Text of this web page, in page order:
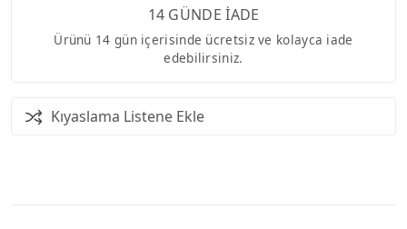
14 GÜNDE İADE
Ürünü 14 gün içerisinde ücretsiz ve kolayca iade
edebilirsiniz.
Kıyaslama Listene Ekle